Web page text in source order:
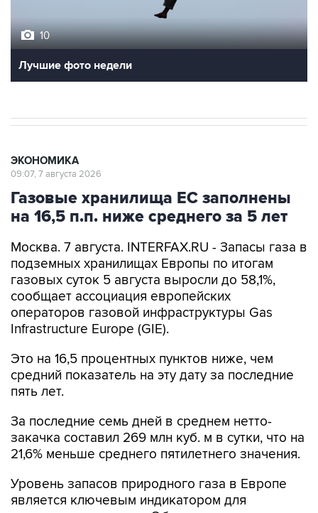
10
Лучшие фото недели
ЭКОНОМИКА
09:07, 7 августа 2026
Газовые хранилища ЕС заполнены
на 16,5 п.п. ниже среднего за 5 лет
Москва. 7 августа. INTERFAX.RU - Запасы газа в
подземных хранилищах Европы по итогам
газовых суток 5 августа выросли до 58,1%,
сообщает ассоциация европейских
операторов газовой инфраструктуры Gas
Infrastructure Europe (GIE).
Это на 16,5 процентных пунктов ниже, чем
средний показатель на эту дату за последние
пять лет.
За последние семь дней в среднем нетто-
закачка составил 269 млн куб. м в сутки, что на
21,6% меньше среднего пятилетнего значения.
Уровень запасов природного газа в Европе
является ключевым индикатором для